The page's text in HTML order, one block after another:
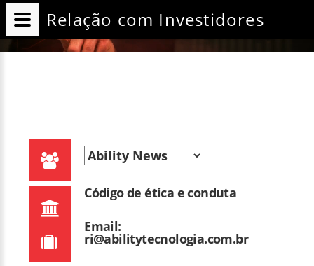
Código de ética e conduta
Email:
ri@abilitytecnologia.com.br
Relação com Investidores